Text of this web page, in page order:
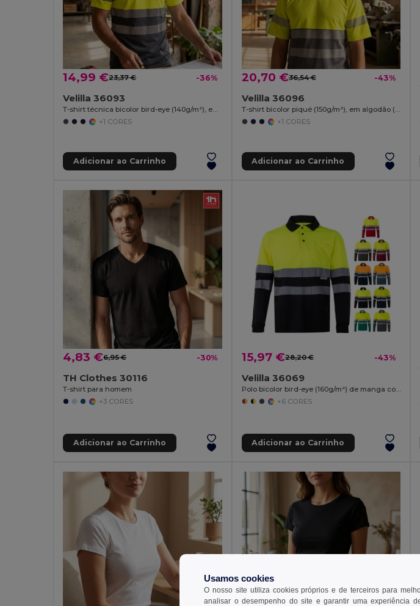
14,99 €23,37 € -36%
Velilla 36093
T-shirt técnica bicolor bird-eye (140g/m²), em poliéster (100%)
+1 CORES
Adicionar ao Carrinho
20,70 €36,54 € -43%
Velilla 36096
T-shirt bicolor piqué (150g/m²), em algodão (55%) e poliéster (45%)
+1 CORES
Adicionar ao Carrinho
4,83 €6,95 € -30%
TH Clothes 30116
T-shirt para homem
+3 CORES
Adicionar ao Carrinho
15,97 €28,20 € -43%
Velilla 36069
Polo bicolor bird-eye (160g/m²) de manga comprida, em poliéster (100%)
+6 CORES
Adicionar ao Carrinho
Usamos cookies
O nosso site utiliza cookies próprios e de terceiros para
analisar o desempenho do site e garantir uma experiência